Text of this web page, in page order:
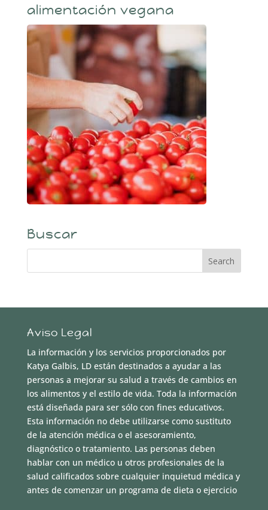
alimentación vegana
Buscar
Aviso Legal
La información y los servicios proporcionados por
Katya Galbis, LD están destinados a ayudar a las
personas a mejorar su salud a través de cambios en
los alimentos y el estilo de vida. Toda la información
está diseñada para ser sólo con fines educativos.
Esta información no debe utilizarse como sustituto
de la atención médica o el asesoramiento,
diagnóstico o tratamiento. Las personas deben
hablar con un médico u otros profesionales de la
salud calificados sobre cualquier inquietud médica y
antes de comenzar un programa de dieta o ejercicio